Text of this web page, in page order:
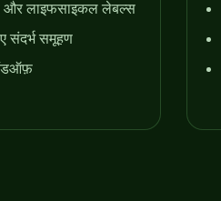
और लाइफसाइकल लेबल्स
संदर्भ समूहण